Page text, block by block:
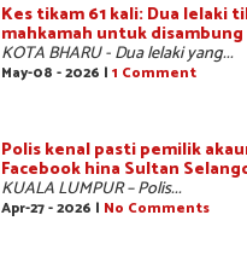
Kes tikam 61 kali: Dua lelaki
mahkamah untuk
KOTA BHARU - Dua lelaki yang...
May-08 - 2026 | 1 Comment
Polis kenal pasti pemilik
Facebook hina Sultan
KUALA LUMPUR – Polis...
Apr-27 - 2026 | No Comments